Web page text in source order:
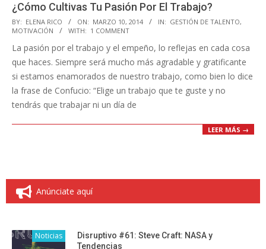
¿Cómo Cultivas Tu Pasión Por El Trabajo?
2014-
03-
10
BY: ELENA RICO ON: MARZO 10, 2014 IN: GESTIÓN DE TALENTO,
MOTIVACIÓN
WITH: 1 COMMENT
La pasión por el trabajo y el empeño, lo reflejas en cada cosa
que haces. Siempre será mucho más agradable y gratificante
si estamos enamorados de nuestro trabajo, como bien lo dice
la frase de Confucio: “Elige un trabajo que te guste y no
tendrás que trabajar ni un día de
LEER MÁS →
Anúnciate aquí
Noticias
Disruptivo #61: Steve Craft: NASA y
Tendencias